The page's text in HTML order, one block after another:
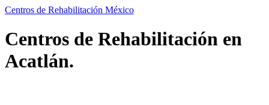
Centros de Rehabilitación México
Centros de Rehabilitación en
Acatlán.